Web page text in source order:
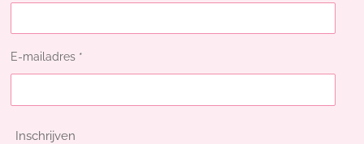
E-mailadres *
Inschrijven